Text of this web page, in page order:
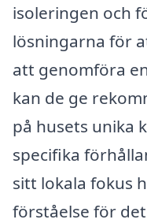
isoleringen och
lösningarna för
att genomföra
kan de ge
på husets unika
specifika
sitt lokala fokus
förståelse för